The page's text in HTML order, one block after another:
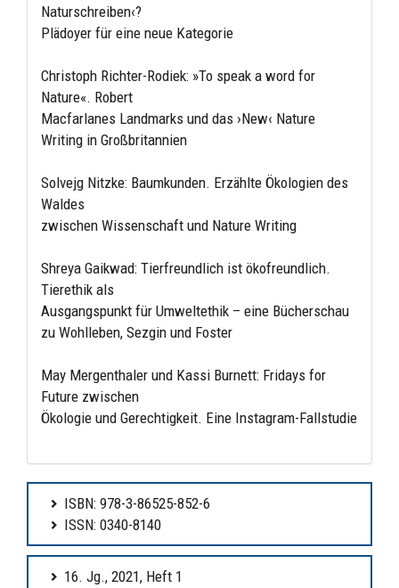
Naturschreiben‹?
Plädoyer für eine neue Kategorie
Christoph Richter-Rodiek: »To speak a word for
Nature«. Robert
Macfarlanes Landmarks und das ›New‹ Nature
Writing in Großbritannien
Solvejg Nitzke: Baumkunden. Erzählte Ökologien des
Waldes
zwischen Wissenschaft und Nature Writing
Shreya Gaikwad: Tierfreundlich ist ökofreundlich.
Tierethik als
Ausgangspunkt für Umweltethik – eine Bücherschau
zu Wohlleben, Sezgin und Foster
May Mergenthaler und Kassi Burnett: Fridays for
Future zwischen
Ökologie und Gerechtigkeit. Eine Instagram-Fallstudie
ISBN: 978-3-86525-852-6
ISSN: 0340-8140
16. Jg., 2021, Heft 1